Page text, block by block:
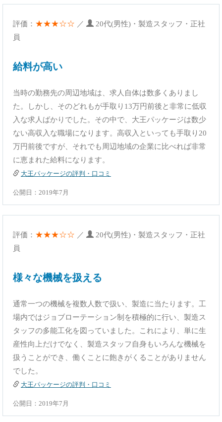
評価： ★★★☆☆ ／
20代(男性)・製造スタッフ・正社
員
給料が高い
当時の勤務先の周辺地域は、求人自体は数多くありまし
た。しかし、そのどれもが手取り13万円前後と非常に低収
入な求人ばかりでした。その中で、大王パッケージは数少
ない高収入な職場になります。高収入といっても手取り20
万円前後ですが、それでも周辺地域の企業に比べれば非常
に恵まれた給料になります。
大王パッケージの評判・口コミ
公開日：2019年7月
評価： ★★★☆☆ ／
20代(男性)・製造スタッフ・正社
員
様々な機械を扱える
通常一つの機械を複数人数で扱い、製造に当たります。工
場内ではジョブローテーション制を積極的に行い、製造ス
タッフの多能工化を図っていました。これにより、単に生
産性向上だけでなく、製造スタッフ自身もいろんな機械を
扱うことができ、働くことに飽きがくることがありません
でした。
大王パッケージの評判・口コミ
公開日：2019年7月